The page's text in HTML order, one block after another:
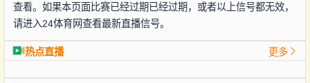
查看。如果本页面比赛已经过期已经过期，或者以上信号都无效，
请进入24体育网查看最新直播信号。
热点直播 更多